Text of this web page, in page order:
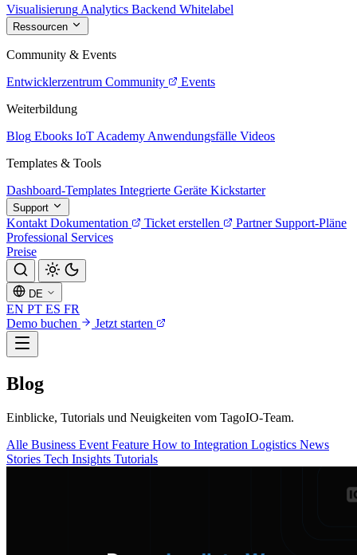
Visualisierung Analytics Backend Whitelabel
Ressourcen
Community & Events
Entwicklerzentrum Community
Events
Weiterbildung
Blog Ebooks IoT Academy Anwendungsfälle Videos
Templates & Tools
Dashboard-Templates Integrierte Geräte Kickstarter
Support
Kontakt Dokumentation Ticket erstellen Partner Support-Pläne
Professional Services
Preise
DE
EN PT ES FR
Demo buchen
Jetzt starten
Blog
Einblicke, Tutorials und Neuigkeiten vom TagoIO-Team.
Alle Business Event Feature How to Integration Logistics News
Stories Tech Insights Tutorials